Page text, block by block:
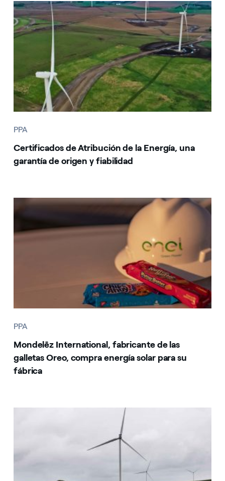
PPA
Certificados de Atribución de la Energía, una
garantía de origen y fiabilidad
PPA
Mondelēz International, fabricante de las
galletas Oreo, compra energía solar para su
fábrica